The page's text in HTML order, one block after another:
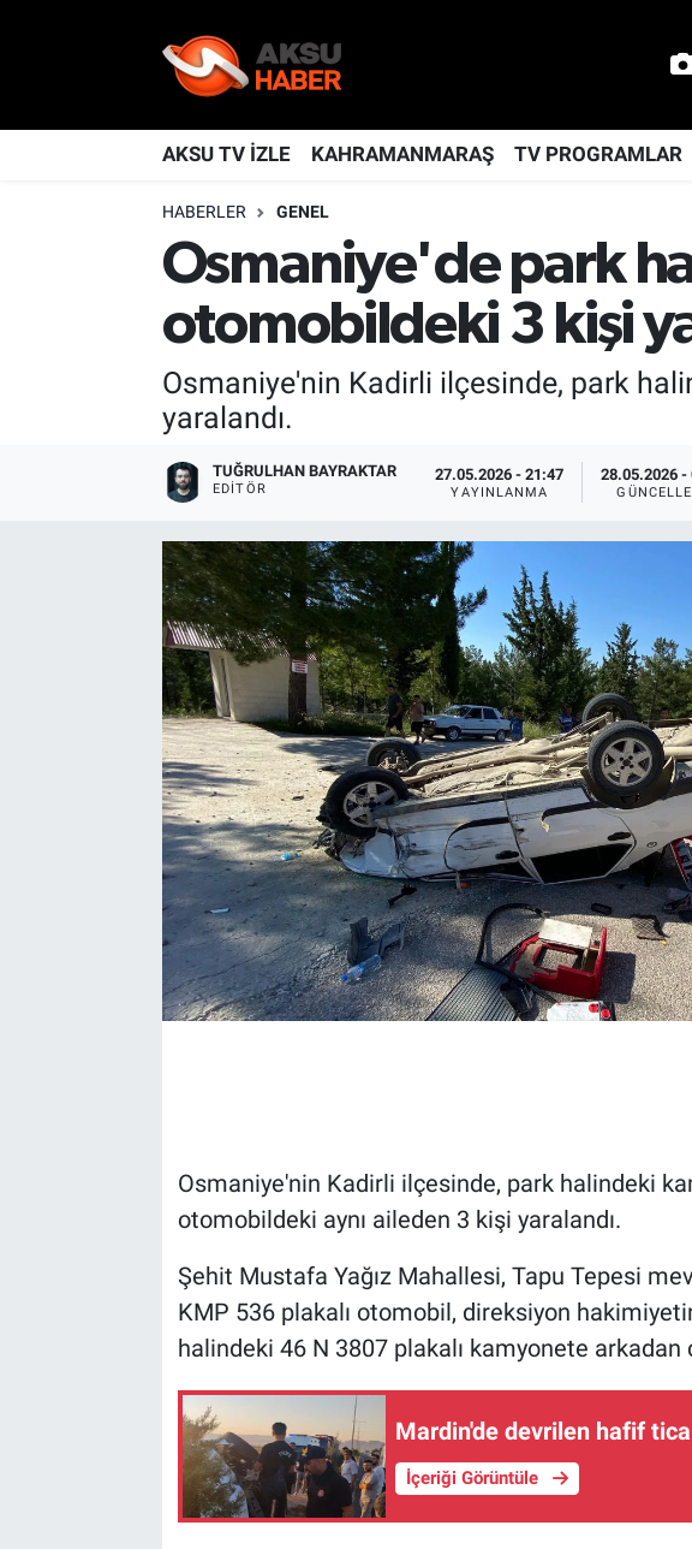
AKSU TV İZLE KAHRAMANMARAŞ TV PROGRAMLAR
HABERLER GENEL
Osmaniye'de park
otomobildeki 3 kişi
Osmaniye'nin Kadirli ilçesinde, park
yaralandı.
TUĞRULHAN BAYRAKTAR
EDITÖR
27.05.2026 - 21:47
YAYINLANMA
28.05.2026 -
Osmaniye'nin Kadirli ilçesinde, park halindeki
otomobildeki aynı aileden 3 kişi yaralandı.
Şehit Mustafa Yağız Mahallesi, Tapu Tepesi
KMP 536 plakalı otomobil, direksiyon
halindeki 46 N 3807 plakalı kamyonete arkadan
Mardin'de devrilen hafif
İçeriği Görüntüle
KAHRAMANMARAŞ
KÜLTÜR-SANAT
TEKNOLOJİ
Nöbetçi Eczaneler
Hava Durumu
Kahramanmaraş Namaz Vakitleri
Trafik Durumu
TFF 2.Lig Kırmızı Grup Puan Durumu ve Fikstür
Tüm Manşetler
Son Dakika Haberleri